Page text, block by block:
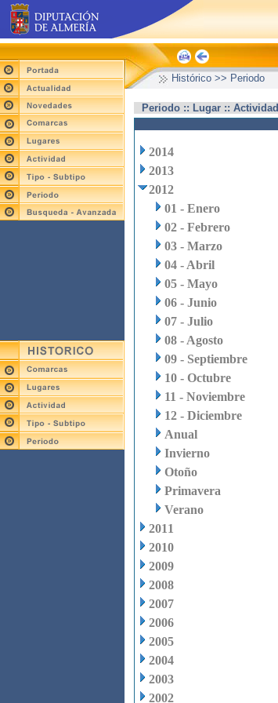
Histórico >> Periodo
Periodo :: Lugar :: Actividad
2014
2013
2012
01 - Enero
02 - Febrero
03 - Marzo
04 - Abril
05 - Mayo
06 - Junio
07 - Julio
08 - Agosto
09 - Septiembre
10 - Octubre
11 - Noviembre
12 - Diciembre
Anual
Invierno
Otoño
Primavera
Verano
2011
2010
2009
2008
2007
2006
2005
2004
2003
2002